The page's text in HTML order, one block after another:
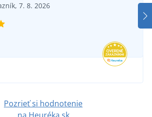
7. 8. 2026
Pozrieť si hodnotenie